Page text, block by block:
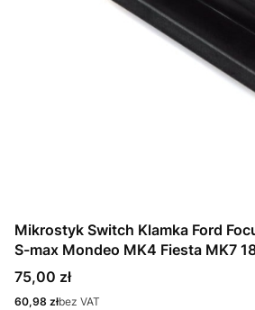
Mikrostyk Switch Klamka Ford Focus MK2 MK3 Kuga
S-max Mondeo MK4 Fiesta MK7
Cena
75,00 zł
Cena
60,98 złbez VAT